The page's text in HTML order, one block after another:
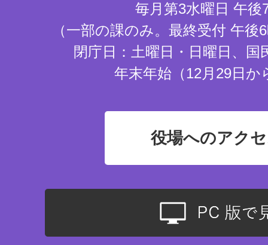
毎月第3水曜日 午後
（一部の課のみ。最終受付 午
閉庁日：土曜日・日曜日、国
年末年始（12月29日か
役場へのアク